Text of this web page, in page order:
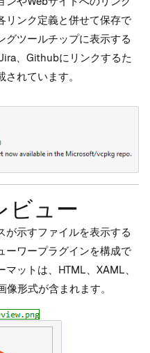
リンク定義と併せて保存で
グツールチップに表示する
、Githubにリンクするた
れています。
ビュー
が示すファイルを表示する
ーワープラグインを構成で
ットは、HTML、XAML、
形式が含まれます。